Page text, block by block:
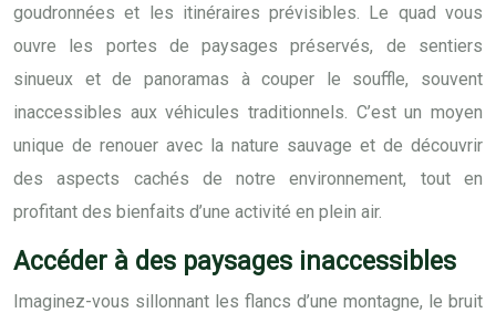
goudronnées et les itinéraires prévisibles. Le quad vous
ouvre les portes de paysages préservés, de sentiers
sinueux et de panoramas à couper le souffle, souvent
inaccessibles aux véhicules traditionnels. C’est un moyen
unique de renouer avec la nature sauvage et de découvrir
des aspects cachés de notre environnement, tout en
profitant des bienfaits d’une activité en plein air.
Accéder à des paysages inaccessibles
Imaginez-vous sillonnant les flancs d’une montagne, le bruit